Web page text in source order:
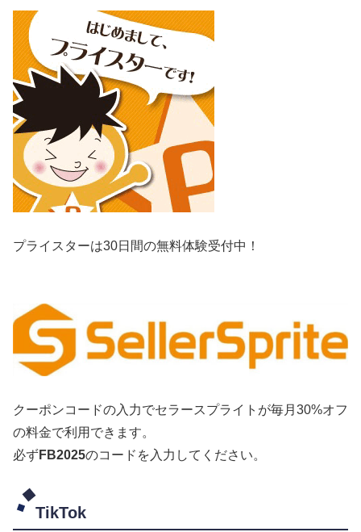
プライスターは30日間の無料体験受付中！
クーポンコードの入力でセラースプライトが毎月30%オフ
の料金で利用できます。
必ずFB2025のコードを入力してください。
TikTok